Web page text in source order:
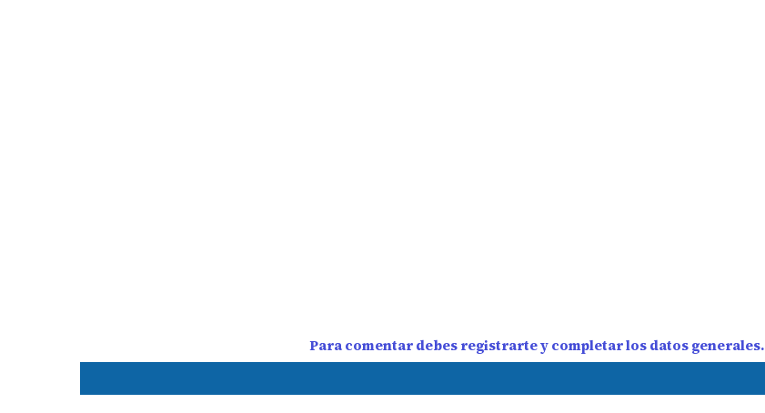
Para comentar debes registrarte y completar los datos generales.